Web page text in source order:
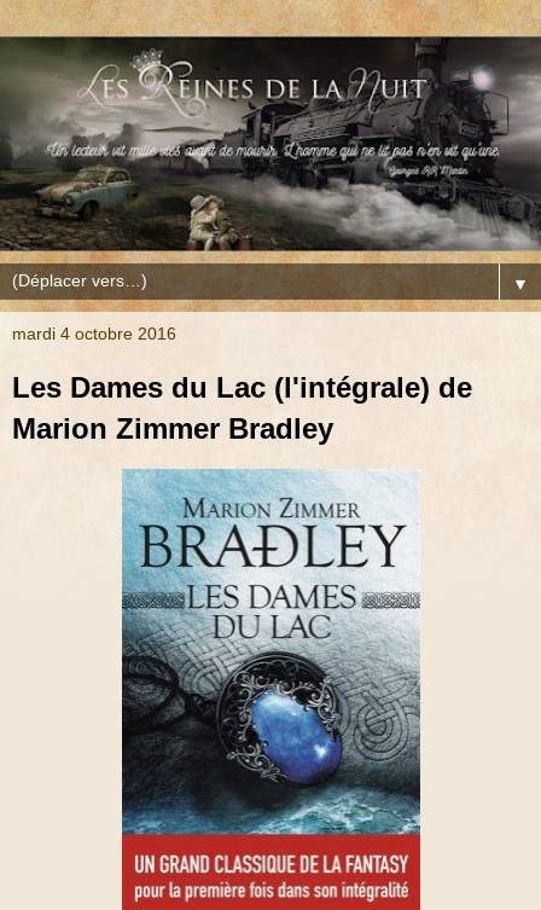
▼
mardi 4 octobre 2016
Les Dames du Lac (l'intégrale) de
Marion Zimmer Bradley